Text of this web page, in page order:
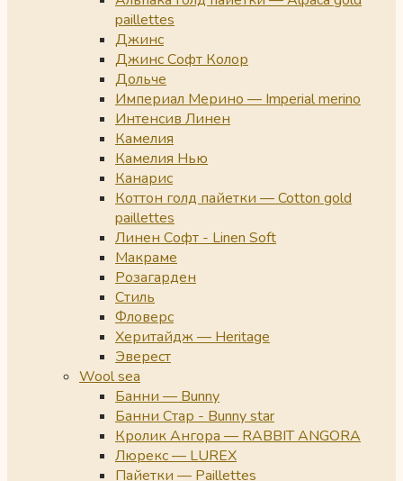
paillettes
Джинс
Джинс Софт Колор
Дольче
Империал Мерино — Imperial merino
Интенсив Линен
Камелия
Камелия Нью
Канарис
Коттон голд пайетки — Cotton gold
paillettes
Линен Софт - Linen Soft
Макраме
Розагарден
Стиль
Фловерс
Херитайдж — Heritage
Эверест
Wool sea
Банни — Bunny
Банни Стар - Bunny star
Кролик Ангора — RABBIT ANGORA
Люрекс — LUREX
Пайетки — Paillettes